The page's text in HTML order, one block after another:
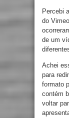
Percebi
do
de um
Achei
para
formato
contém
voltar